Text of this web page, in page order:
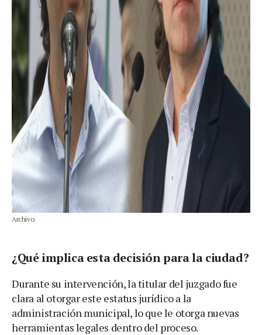
Archivo.
¿Qué implica esta decisión para la ciudad?
Durante su intervención, la titular del juzgado fue
clara al otorgar este estatus jurídico a la
administración municipal, lo que le otorga nuevas
herramientas legales dentro del proceso.